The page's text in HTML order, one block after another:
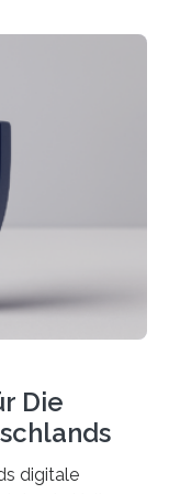
werden sich
15
mit
mit Robotern,
mit…
Die
digitale